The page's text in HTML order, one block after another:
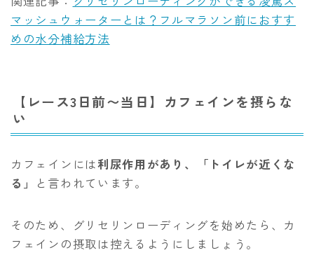
マッシュウォーターとは？フルマラソン前におすす
めの水分補給方法
【レース3日前〜当日】カフェインを摂らな
い
カフェインには利尿作用があり、「トイレが近くな
る」
と言われています。
そのため、グリセリンローディングを始めたら、カ
フェインの摂取は控えるようにしましょう。